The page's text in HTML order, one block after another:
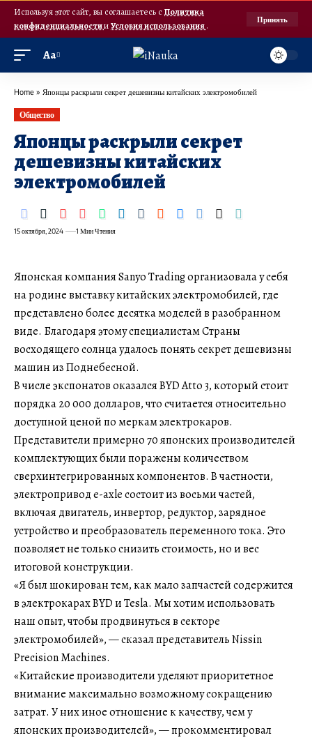
Используя этот сайт, вы соглашаетесь с Политика
конфиденциальностииУсловия использования.
Принять
Аа
Home » Японцы раскрыли секрет дешевизны китайских электромобилей
Общество
Японцы раскрыли секрет
дешевизны китайских
электромобилей
15 октября, 2024 1 Мин Чтения
Японская компания Sanyo Trading организовала у себя
на родине выставку китайских электромобилей, где
представлено более десятка моделей в разобранном
виде. Благодаря этому специалистам Страны
восходящего солнца удалось понять секрет дешевизны
машин из Поднебесной.
В числе экспонатов оказался BYD Atto 3, который стоит
порядка 20 000 долларов, что считается относительно
доступной ценой по меркам электрокаров.
Представители примерно 70 японских производителей
комплектующих были поражены количеством
сверхинтегрированных компонентов. В частности,
электропривод e-axle состоит из восьми частей,
включая двигатель, инвертор, редуктор, зарядное
устройство и преобразователь переменного тока. Это
позволяет не только снизить стоимость, но и вес
итоговой конструкции.
«Я был шокирован тем, как мало запчастей содержится
в электрокарах BYD и Tesla. Мы хотим использовать
наш опыт, чтобы продвинуться в секторе
электромобилей», — сказал представитель Nissin
Precision Machines.
«Китайские производители уделяют приоритетное
внимание максимально возможному сокращению
затрат. У них иное отношение к качеству, чем у
японских производителей», — прокомментировал